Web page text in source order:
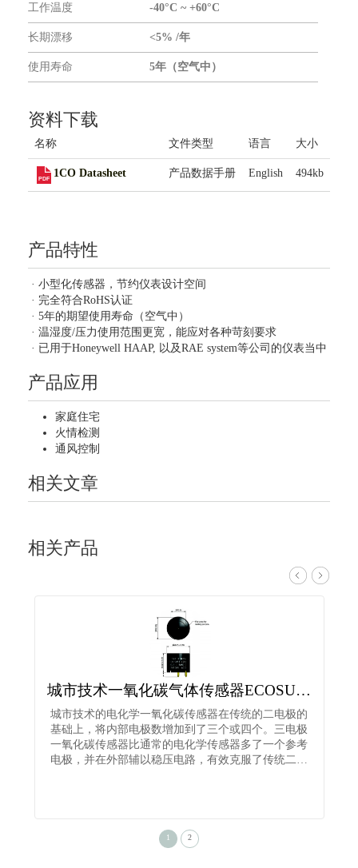
工作温度 -40°C ~ +60°C
长期漂移 <5% /年
使用寿命 5年（空气中）
资料下载
名称 文件类型 语言 大小
1CO Datasheet 产品数据手册 English 494kb
产品特性
· 小型化传感器，节约仪表设计空间
· 完全符合RoHS认证
· 5年的期望使用寿命（空气中）
· 温湿度/压力使用范围更宽，能应对各种苛刻要求
· 已用于Honeywell HAAP, 以及RAE system等公司的仪表当中
产品应用
家庭住宅
火情检测
通风控制
相关文章
相关产品
城市技术一氧化碳气体传感器ECOSURE
城市技术的电化学一氧化碳传感器在传统的二电极的
基础上，将内部电极数增加到了三个或四个。三电极
一氧化碳传感器比通常的电化学传感器多了一个参考
电极，并在外部辅以稳压电路，有效克服了传统二…
1 2